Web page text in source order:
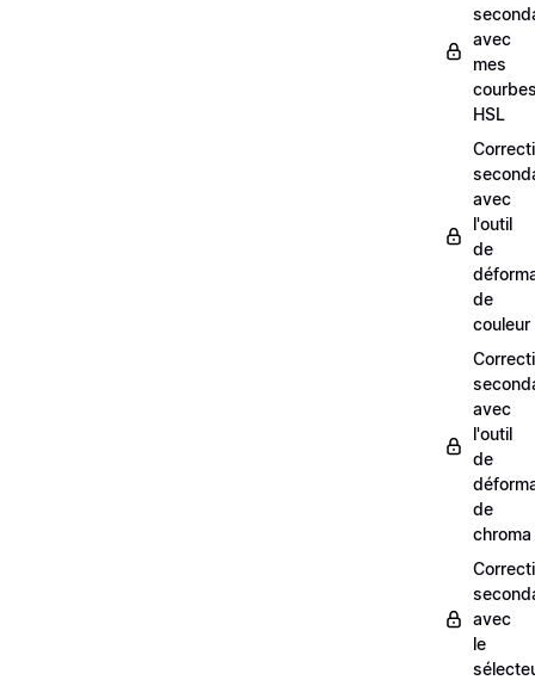
avec
mes
HSL
avec
l'outil
de
de
couleur
avec
l'outil
de
de
chroma
avec
le